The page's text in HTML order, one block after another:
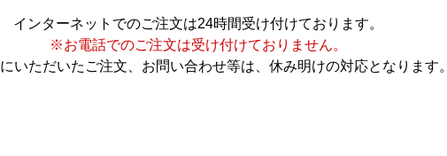
インターネットでのご注文は24時間受け付けております。
※お電話でのご注文は受け付けておりません。
いただいたご注文、お問い合わせ等は、休み明けの対応となります。